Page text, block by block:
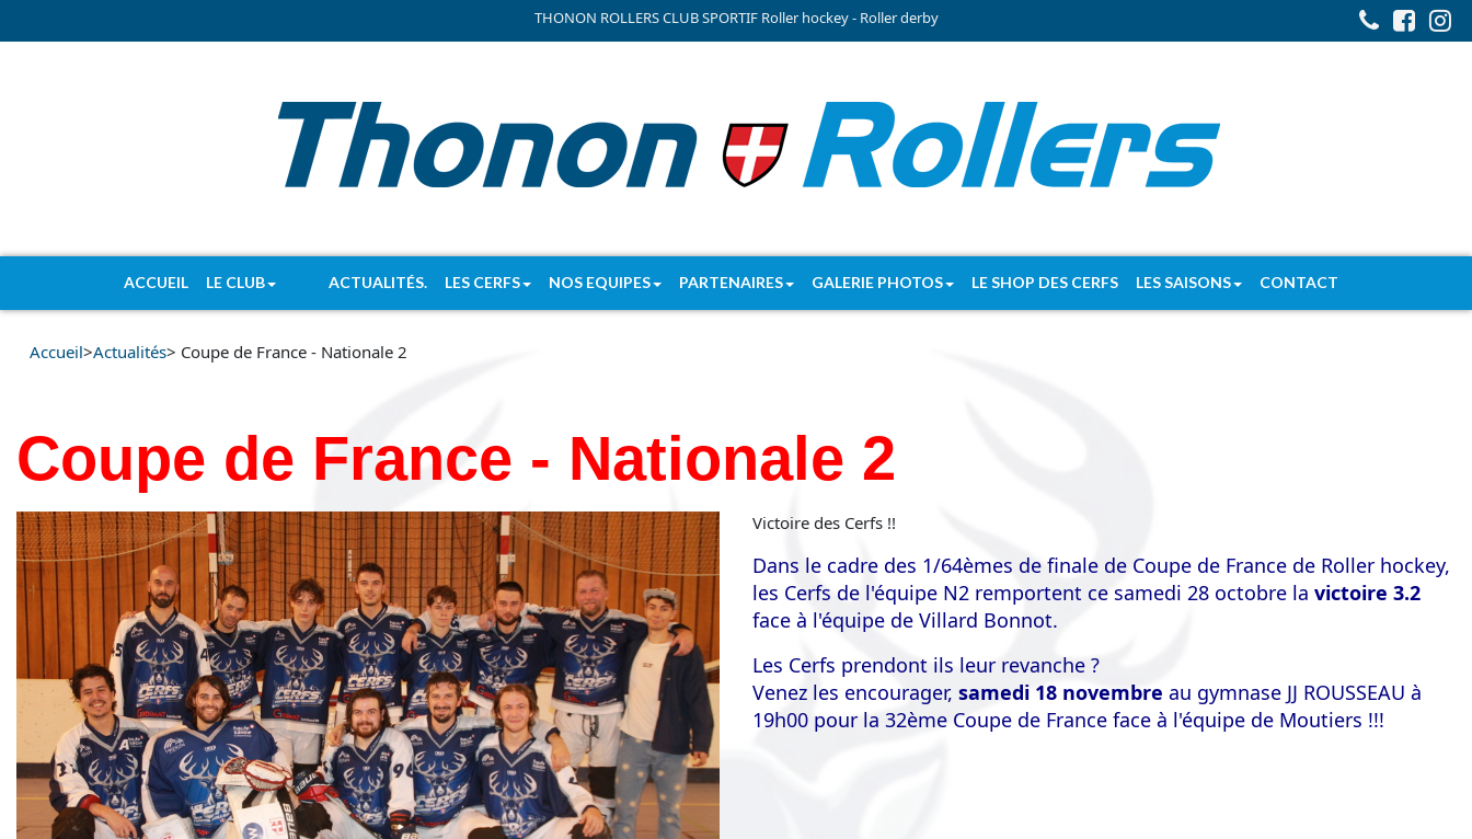
THONON ROLLERS CLUB SPORTIF Roller hockey - Roller derby
ACCUEIL LE CLUB ACTUALITÉS. LES CERFS NOS EQUIPES PARTENAIRES GALERIE PHOTOS LE SHOP DES CERFS LES SAISONS CONTACT
Accueil>Actualités> Coupe de France - Nationale 2
Coupe de France - Nationale 2
Victoire des Cerfs !!
Dans le cadre des 1/64èmes de finale de Coupe de France de Roller hockey,
les Cerfs de l'équipe N2 remportent ce samedi 28 octobre la victoire 3.2
face à l'équipe de Villard Bonnot.
Les Cerfs prendont ils leur revanche ?
Venez les encourager, samedi 18 novembre au gymnase JJ ROUSSEAU à
19h00 pour la 32ème Coupe de France face à l'équipe de Moutiers !!!